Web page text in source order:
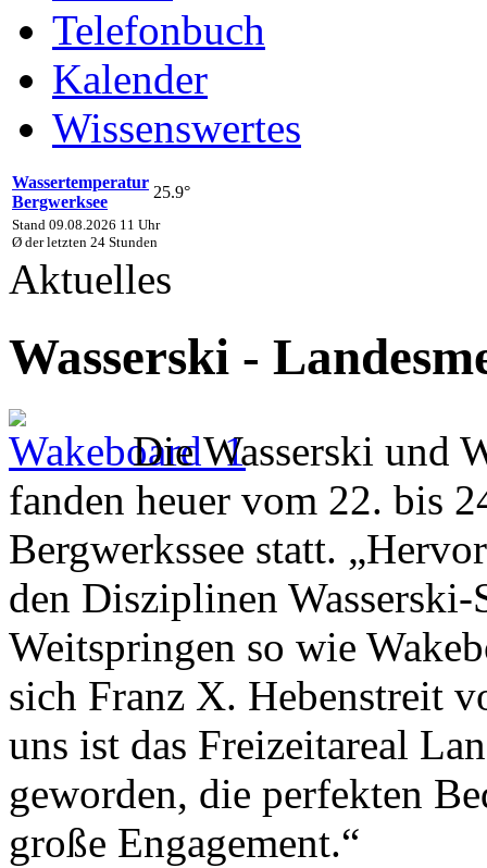
Telefonbuch
Kalender
Wissenswertes
Wassertemperatur
Bergwerksee
25.9°
Stand 09.08.2026 11 Uhr
Ø der letzten 24 Stunden
Aktuelles
Wasserski -
Die Wasserski und
fanden heuer vom 22. bis
Bergwerkssee statt.
den Disziplinen
Weitspringen so wie
sich Franz X. Hebenstreit
uns ist das Freizeitareal
geworden, die perfekten
große Engagement.“